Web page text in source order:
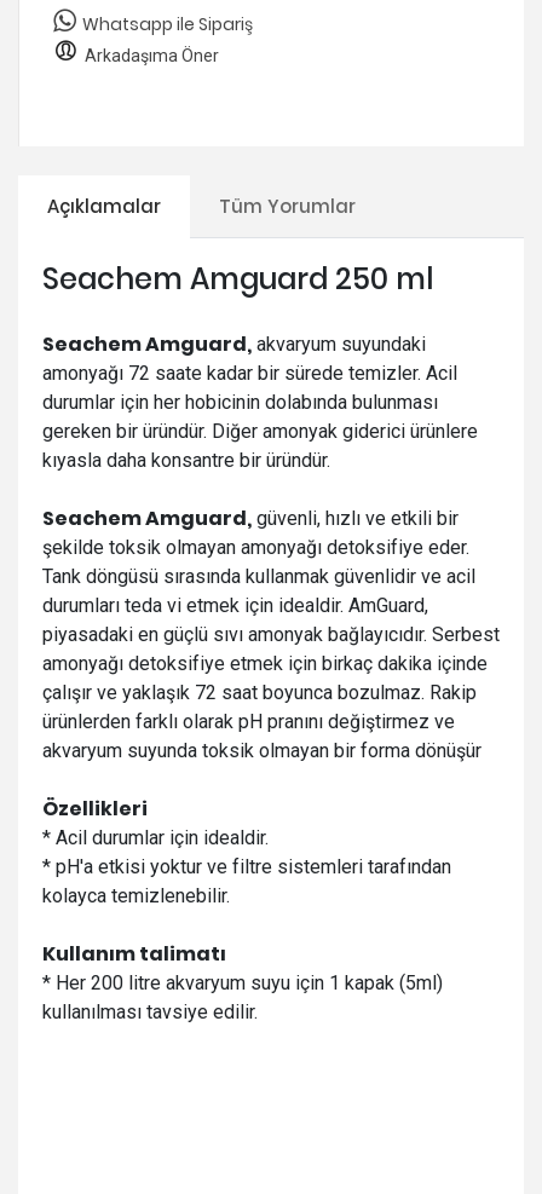
Whatsapp ile Sipariş
Arkadaşıma Öner
Açıklamalar Tüm Yorumlar
Seachem Amguard 250 ml
Seachem Amguard, akvaryum suyundaki
amonyağı 72 saate kadar bir sürede temizler. Acil
durumlar için her hobicinin dolabında bulunması
gereken bir üründür. Diğer amonyak giderici ürünlere
kıyasla daha konsantre bir üründür.
Seachem Amguard, güvenli, hızlı ve etkili bir
şekilde toksik olmayan amonyağı detoksifiye eder.
Tank döngüsü sırasında kullanmak güvenlidir ve acil
durumları teda vi etmek için idealdir. AmGuard,
piyasadaki en güçlü sıvı amonyak bağlayıcıdır. Serbest
amonyağı detoksifiye etmek için birkaç dakika içinde
çalışır ve yaklaşık 72 saat boyunca bozulmaz. Rakip
ürünlerden farklı olarak pH pranını değiştirmez ve
akvaryum suyunda toksik olmayan bir forma dönüşür
Özellikleri
* Acil durumlar için idealdir.
* pH'a etkisi yoktur ve filtre sistemleri tarafından
kolayca temizlenebilir.
Kullanım talimatı
* Her 200 litre akvaryum suyu için 1 kapak (5ml)
kullanılması tavsiye edilir.